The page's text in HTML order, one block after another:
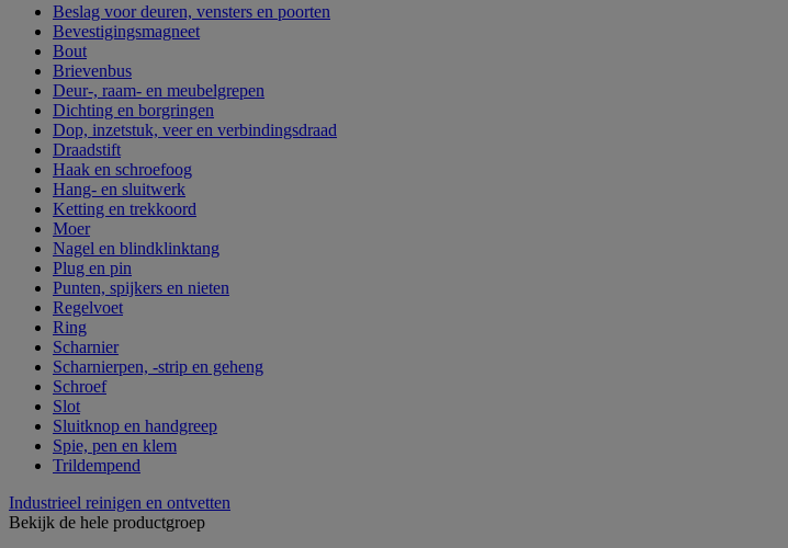
Beslag voor deuren, vensters en poorten
Bevestigingsmagneet
Bout
Brievenbus
Deur-, raam- en meubelgrepen
Dichting en borgringen
Dop, inzetstuk, veer en verbindingsdraad
Draadstift
Haak en schroefoog
Hang- en sluitwerk
Ketting en trekkoord
Moer
Nagel en blindklinktang
Plug en pin
Punten, spijkers en nieten
Regelvoet
Ring
Scharnier
Scharnierpen, -strip en geheng
Schroef
Slot
Sluitknop en handgreep
Spie, pen en klem
Trildempend
Industrieel reinigen en ontvetten
Bekijk de hele productgroep